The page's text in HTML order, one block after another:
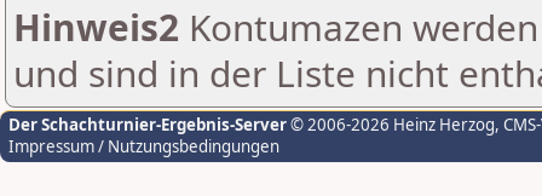
Hinweis2 Kontumazen
und sind in der Liste nicht
Der Schachturnier-Ergebnis-Server© 2006-2026 Heinz Herzog,
Impressum / Nutzungsbedingungen